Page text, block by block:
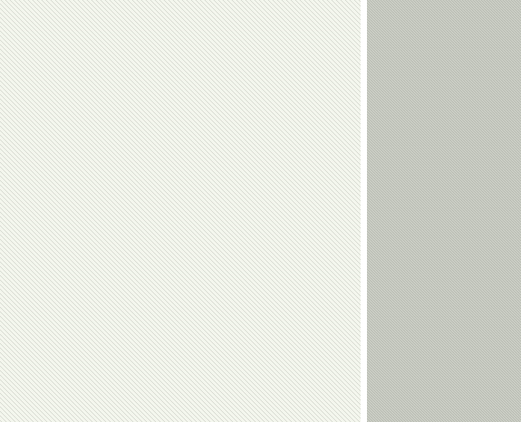
Екатерина
Киселева
Андрей
Кислов
Василий
Сенаторов
Владимир
Гескин
Михаил
Мамиашвили
Евгений
Малков
Игорь
Горин
Сергей
Ворожун
Дмитрий
Крикорьянц
Александр
Душанин
Александр
Ухов
Сергей
Елисеев